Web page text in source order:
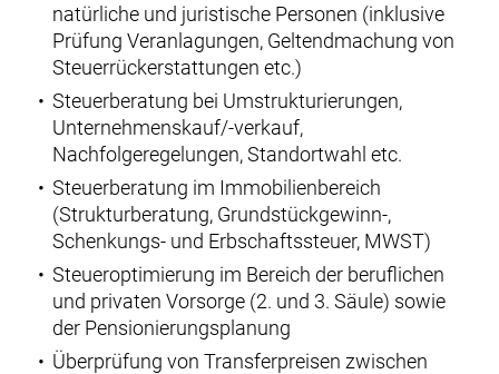
natürliche und juristische Personen (inklusive
Prüfung Veranlagungen, Geltendmachung von
Steuerrückerstattungen etc.)
Steuerberatung bei Umstrukturierungen,
Unternehmenskauf/-verkauf,
Nachfolgeregelungen, Standortwahl etc.
Steuerberatung im Immobilienbereich
(Strukturberatung, Grundstückgewinn-,
Schenkungs- und Erbschaftssteuer, MWST)
Steueroptimierung im Bereich der beruflichen
und privaten Vorsorge (2. und 3. Säule) sowie
der Pensionierungsplanung
Überprüfung von Transferpreisen zwischen